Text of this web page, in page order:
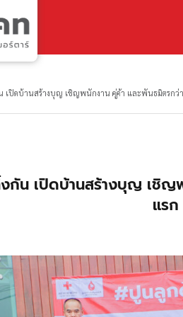
เปิดบ้านสร้างบุญ เชิญพนักงาน คู่ค้า และพันธมิตรกว่
กัน เปิดบ้านสร้างบุญ เชิญ
แร